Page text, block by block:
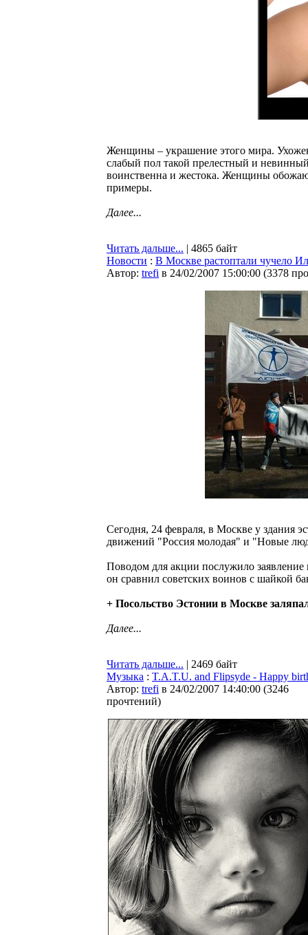
Женщины – украшение этого мира.
слабый пол такой прелестный и
воинственна и жестока. Женщины
примеры.
Далее...
Читать дальше... | 4865 байт
Новости : В Москве растоптали чучело
Автор: trefi в 24/02/2007 15:00:00 (3378
Сегодня, 24 февраля, в Москве у здания
движений "Россия молодая" и "Новые
Поводом для акции послужило
он сравнил советских воинов с шайкой
+ Посольство Эстонии в Москве
Далее...
Читать дальше... | 2469 байт
Музыка : T.A.T.U. and Flipsyde - Happy
Автор: trefi в 24/02/2007 14:40:00 (3246
прочтений)